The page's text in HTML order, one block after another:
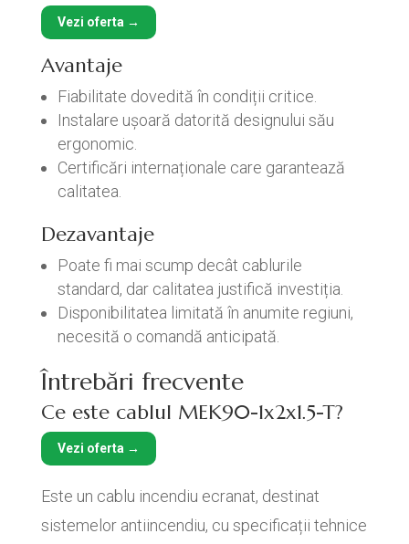
Vezi oferta →
Avantaje
Fiabilitate dovedită în condiții critice.
Instalare ușoară datorită designului său
ergonomic.
Certificări internaționale care garantează
calitatea.
Dezavantaje
Poate fi mai scump decât cablurile
standard, dar calitatea justifică investiția.
Disponibilitatea limitată în anumite regiuni,
necesită o comandă anticipată.
Întrebări frecvente
Ce este cablul MEK90-1x2x1.5-T?
Vezi oferta →
Este un cablu incendiu ecranat, destinat
sistemelor antiincendiu, cu specificații tehnice